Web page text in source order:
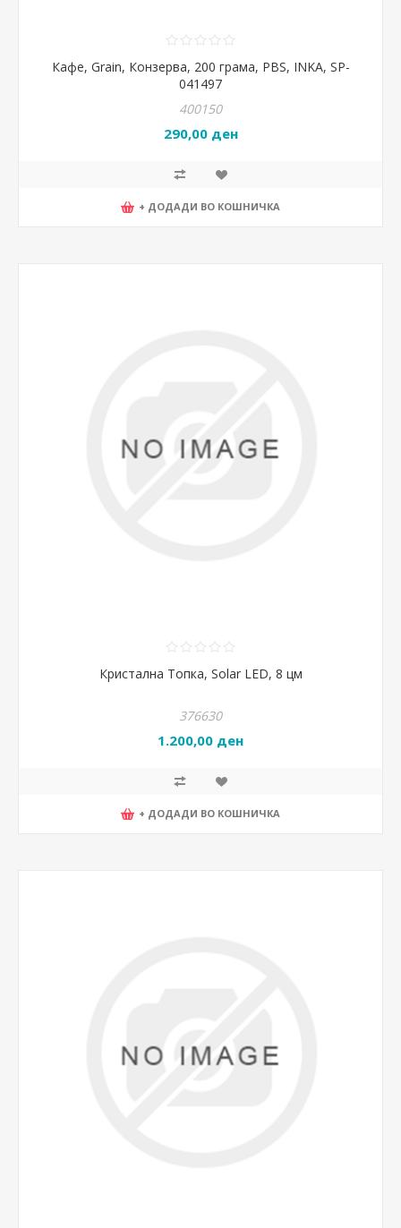
Кафе, Grain, Конзерва, 200 грама, PBS, INKA, SP-
041497
400150
290,00 ден
+ ДОДАДИ ВО КОШНИЧКА
Кристална Топка, Solar LED, 8 цм
376630
1.200,00 ден
+ ДОДАДИ ВО КОШНИЧКА